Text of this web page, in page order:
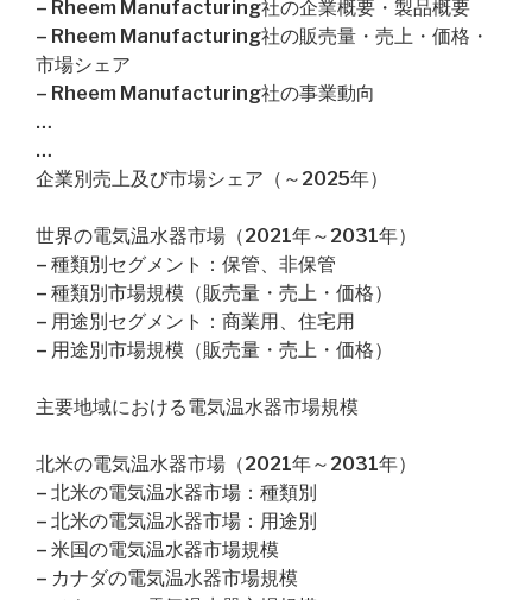
– Rheem Manufacturing社の企業概要・製品概要
– Rheem Manufacturing社の販売量・売上・価格・
市場シェア
– Rheem Manufacturing社の事業動向
…
…
企業別売上及び市場シェア（～2025年）
世界の電気温水器市場（2021年～2031年）
– 種類別セグメント：保管、非保管
– 種類別市場規模（販売量・売上・価格）
– 用途別セグメント：商業用、住宅用
– 用途別市場規模（販売量・売上・価格）
主要地域における電気温水器市場規模
北米の電気温水器市場（2021年～2031年）
– 北米の電気温水器市場：種類別
– 北米の電気温水器市場：用途別
– 米国の電気温水器市場規模
– カナダの電気温水器市場規模